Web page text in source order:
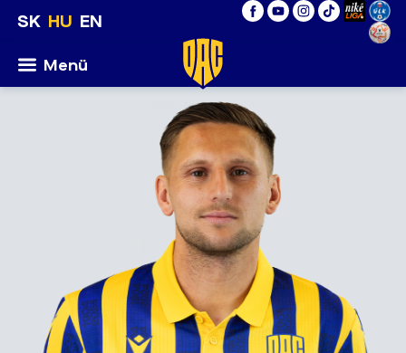
SK HU EN
Menü